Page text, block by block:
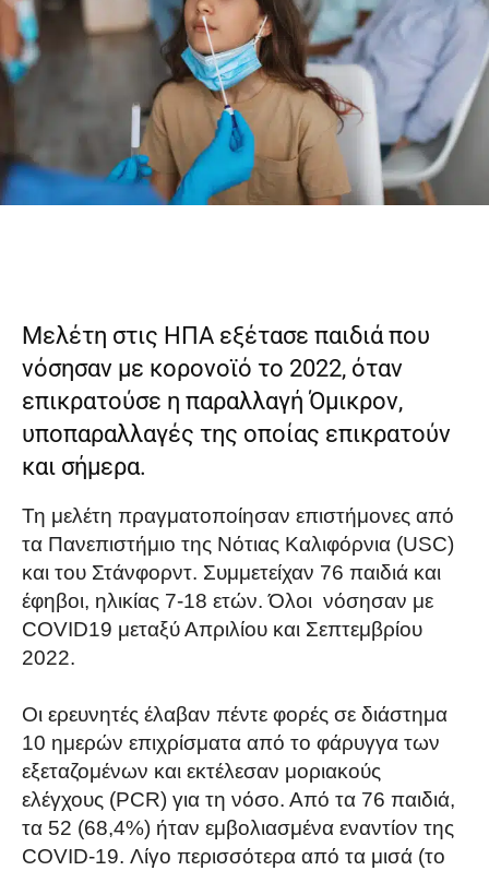
Μελέτη στις ΗΠΑ εξέτασε παιδιά που
νόσησαν με κορονοϊό το 2022, όταν
επικρατούσε η παραλλαγή Όμικρον,
υποπαραλλαγές της οποίας επικρατούν
και σήμερα.
Τη μελέτη πραγματοποίησαν επιστήμονες από
τα Πανεπιστήμιο της Νότιας Καλιφόρνια (USC)
και του Στάνφορντ. Συμμετείχαν 76 παιδιά και
έφηβοι, ηλικίας 7-18 ετών. Όλοι νόσησαν με
COVID19 μεταξύ Απριλίου και Σεπτεμβρίου
2022.
Οι ερευνητές έλαβαν πέντε φορές σε διάστημα
10 ημερών επιχρίσματα από το φάρυγγα των
εξεταζομένων και εκτέλεσαν μοριακούς
ελέγχους (PCR) για τη νόσο. Από τα 76 παιδιά,
τα 52 (68,4%) ήταν εμβολιασμένα εναντίον της
COVID-19. Λίγο περισσότερα από τα μισά (το